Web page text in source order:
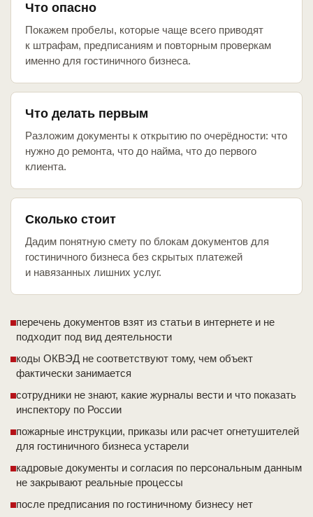
Что опасно
Покажем пробелы, которые чаще всего приводят
к штрафам, предписаниям и повторным проверкам
именно для гостиничного бизнеса.
Что делать первым
Разложим документы к открытию по очерёдности: что
нужно до ремонта, что до найма, что до первого
клиента.
Сколько стоит
Дадим понятную смету по блокам документов для
гостиничного бизнеса без скрытых платежей
и навязанных лишних услуг.
перечень документов взят из статьи в интернете и не
подходит под вид деятельности
коды ОКВЭД не соответствуют тому, чем объект
фактически занимается
сотрудники не знают, какие журналы вести и что показать
инспектору по России
пожарные инструкции, приказы или расчет огнетушителей
для гостиничного бизнеса устарели
кадровые документы и согласия по персональным данным
не закрывают реальные процессы
после предписания по гостиничному бизнесу нет